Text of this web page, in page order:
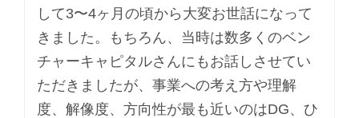
して3〜4ヶ月の頃から大変お世話になって
きました。もちろん、当時は数多くのベン
チャーキャピタルさんにもお話しさせてい
ただきましたが、事業への考え方や理解
度、解像度、方向性が最も近いのはDG、ひ